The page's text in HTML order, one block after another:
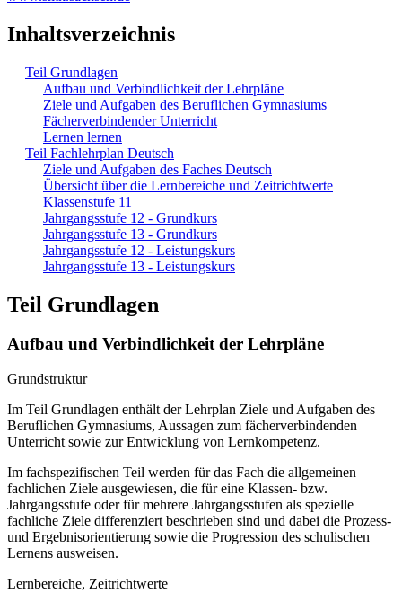
Inhaltsverzeichnis
Teil Grundlagen
Aufbau und Verbindlichkeit der Lehrpläne
Ziele und Aufgaben des Beruflichen Gymnasiums
Fächerverbindender Unterricht
Lernen lernen
Teil Fachlehrplan Deutsch
Ziele und Aufgaben des Faches Deutsch
Übersicht über die Lernbereiche und Zeitrichtwerte
Klassenstufe 11
Jahrgangsstufe 12 - Grundkurs
Jahrgangsstufe 13 - Grundkurs
Jahrgangsstufe 12 - Leistungskurs
Jahrgangsstufe 13 - Leistungskurs
Teil Grundlagen
Aufbau und Verbindlichkeit der Lehrpläne
Grundstruktur
Im Teil Grundlagen enthält der Lehrplan Ziele und Aufgaben des
Beruflichen Gymnasiums, Aussagen zum fächerverbindenden
Unterricht sowie zur Entwicklung von Lernkompetenz.
Im fachspezifischen Teil werden für das Fach die allgemeinen
fachlichen Ziele ausgewiesen, die für eine Klassen- bzw.
Jahrgangsstufe oder für mehrere Jahrgangsstufen als spezielle
fachliche Ziele differenziert beschrieben sind und dabei die Prozess-
und Ergebnisorientierung sowie die Progression des schulischen
Lernens ausweisen.
Lernbereiche, Zeitrichtwerte